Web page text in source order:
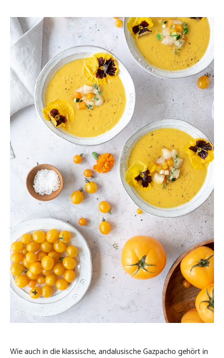
Wie auch in die klassische, andalusische Gazpacho gehört in